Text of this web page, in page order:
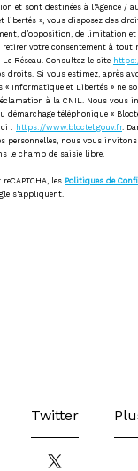
et sont destinées à l'Agence /
libertés », vous disposez des
d’opposition, de limitation
retirer votre consentement à
Réseau. Consultez le site
droits. Si vous estimez, après
« Informatique et Libertés » ne
à la CNIL. Nous vous
démarchage téléphonique «
: https://www.bloctel.gouv.fr.
personnelles, nous vous
le champ de saisie libre.
les Politiques de
s'appliquent.
Twitter